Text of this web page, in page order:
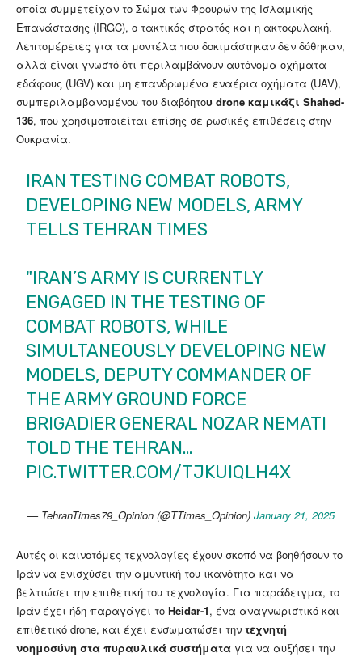
οποία συμμετείχαν το Σώμα των Φρουρών της Ισλαμικής
Επανάστασης (IRGC), ο τακτικός στρατός και η ακτοφυλακή.
Λεπτομέρειες για τα μοντέλα που δοκιμάστηκαν δεν δόθηκαν,
αλλά είναι γνωστό ότι περιλαμβάνουν αυτόνομα οχήματα
εδάφους (UGV) και μη επανδρωμένα εναέρια οχήματα (UAV),
συμπεριλαμβανομένου του διαβόητου drone καμικάζι Shahed-
136, που χρησιμοποιείται επίσης σε ρωσικές επιθέσεις στην
Ουκρανία.
IRAN TESTING COMBAT ROBOTS,
DEVELOPING NEW MODELS, ARMY
TELLS TEHRAN TIMES
"IRAN’S ARMY IS CURRENTLY
ENGAGED IN THE TESTING OF
COMBAT ROBOTS, WHILE
SIMULTANEOUSLY DEVELOPING NEW
MODELS, DEPUTY COMMANDER OF
THE ARMY GROUND FORCE
BRIGADIER GENERAL NOZAR NEMATI
TOLD THE TEHRAN…
PIC.TWITTER.COM/TJKUIQLH4X
— TehranTimes79_Opinion (@TTimes_Opinion) January 21, 2025
Αυτές οι καινοτόμες τεχνολογίες έχουν σκοπό να βοηθήσουν το
Ιράν να ενισχύσει την αμυντική του ικανότητα και να
βελτιώσει την επιθετική του τεχνολογία. Για παράδειγμα, το
Ιράν έχει ήδη παραγάγει το Heidar-1, ένα αναγνωριστικό και
επιθετικό drone, και έχει ενσωματώσει την τεχνητή
νοημοσύνη στα πυραυλικά συστήματα για να αυξήσει την